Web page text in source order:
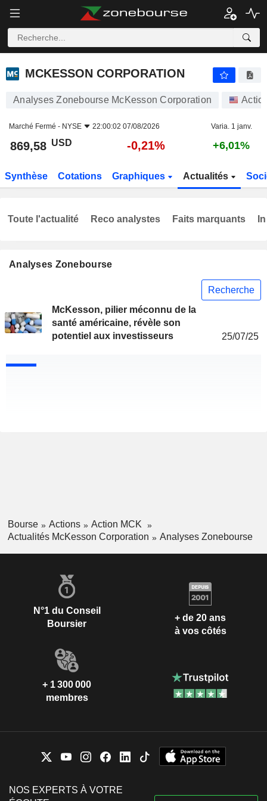
MCKESSON CORPORATION
MCKESSON CORPORATION
Analyses Zonebourse McKesson Corporation
Marché Fermé - NYSE 22:00:02 07/08/2026 Varia. 1 janv.
869,58 USD -0,21% +6,01%
Synthèse Cotations Graphiques Actualités
Analyses Zonebourse
Recherche
McKesson, pilier méconnu de la
santé américaine, révèle son
potentiel aux investisseurs
25/07/25
Toute l'actualité Reco analystes Faits marquants
Bourse Actions
Action MCK
Actualités McKesson Corporation
Analyses Zonebourse
N°1 du Conseil
Boursier
+ de 20 ans
à vos côtés
+ 1 300 000
membres
NOS EXPERTS À VOTRE